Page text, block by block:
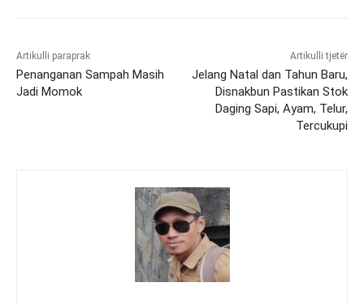
Artikulli paraprak
Penanganan Sampah Masih
Jadi Momok
Artikulli tjetër
Jelang Natal dan Tahun Baru,
Disnakbun Pastikan Stok
Daging Sapi, Ayam, Telur,
Tercukupi